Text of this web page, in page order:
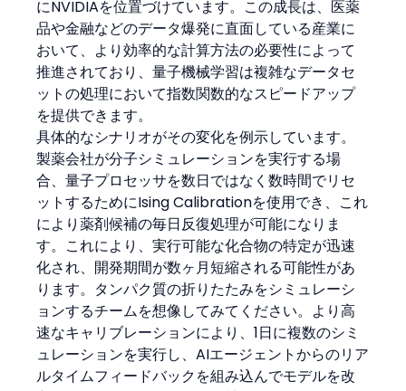
にNVIDIAを位置づけています。この成長は、医薬
品や金融などのデータ爆発に直面している産業に
おいて、より効率的な計算方法の必要性によって
推進されており、量子機械学習は複雑なデータセ
ットの処理において指数関数的なスピードアップ
を提供できます。
具体的なシナリオがその変化を例示しています。
製薬会社が分子シミュレーションを実行する場
合、量子プロセッサを数日ではなく数時間でリセ
ットするためにIsing Calibrationを使用でき、これ
により薬剤候補の毎日反復処理が可能になりま
す。これにより、実行可能な化合物の特定が迅速
化され、開発期間が数ヶ月短縮される可能性があ
ります。タンパク質の折りたたみをシミュレーシ
ョンするチームを想像してみてください。より高
速なキャリブレーションにより、1日に複数のシミ
ュレーションを実行し、AIエージェントからのリア
ルタイムフィードバックを組み込んでモデルを改